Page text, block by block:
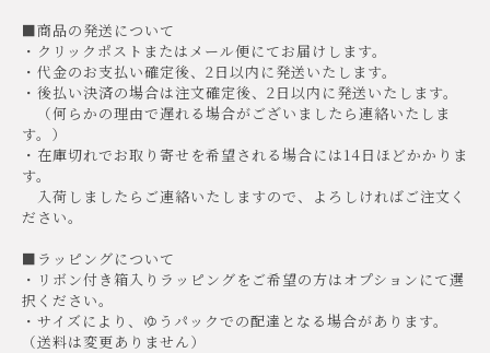
■商品の発送について
・クリックポストまたはメール便にてお届けします。
・代金のお支払い確定後、2日以内に発送いたします。
・後払い決済の場合は注文確定後、2日以内に発送いたします。
（何らかの理由で遅れる場合がございましたら連絡いたしま
す。）
・在庫切れでお取り寄せを希望される場合には14日ほどかかりま
す。
入荷しましたらご連絡いたしますので、よろしければご注文く
ださい。
■ラッピングについて
・リボン付き箱入りラッピングをご希望の方はオプションにて選
択ください。
・サイズにより、ゆうパックでの配達となる場合があります。
（送料は変更ありません）